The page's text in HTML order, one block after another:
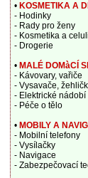
• KOSMETIKA A
- Hodinky
- Rady pro ženy
- Kosmetika a
- Drogerie
• MALÉ DOMàCÍ
- Kávovary, vařiče
- Vysavače,
- Elektrické nádobí
- Péče o tělo
• MOBILY A
- Mobilní telefony
- Vysílačky
- Navigace
- Zabezpečovací